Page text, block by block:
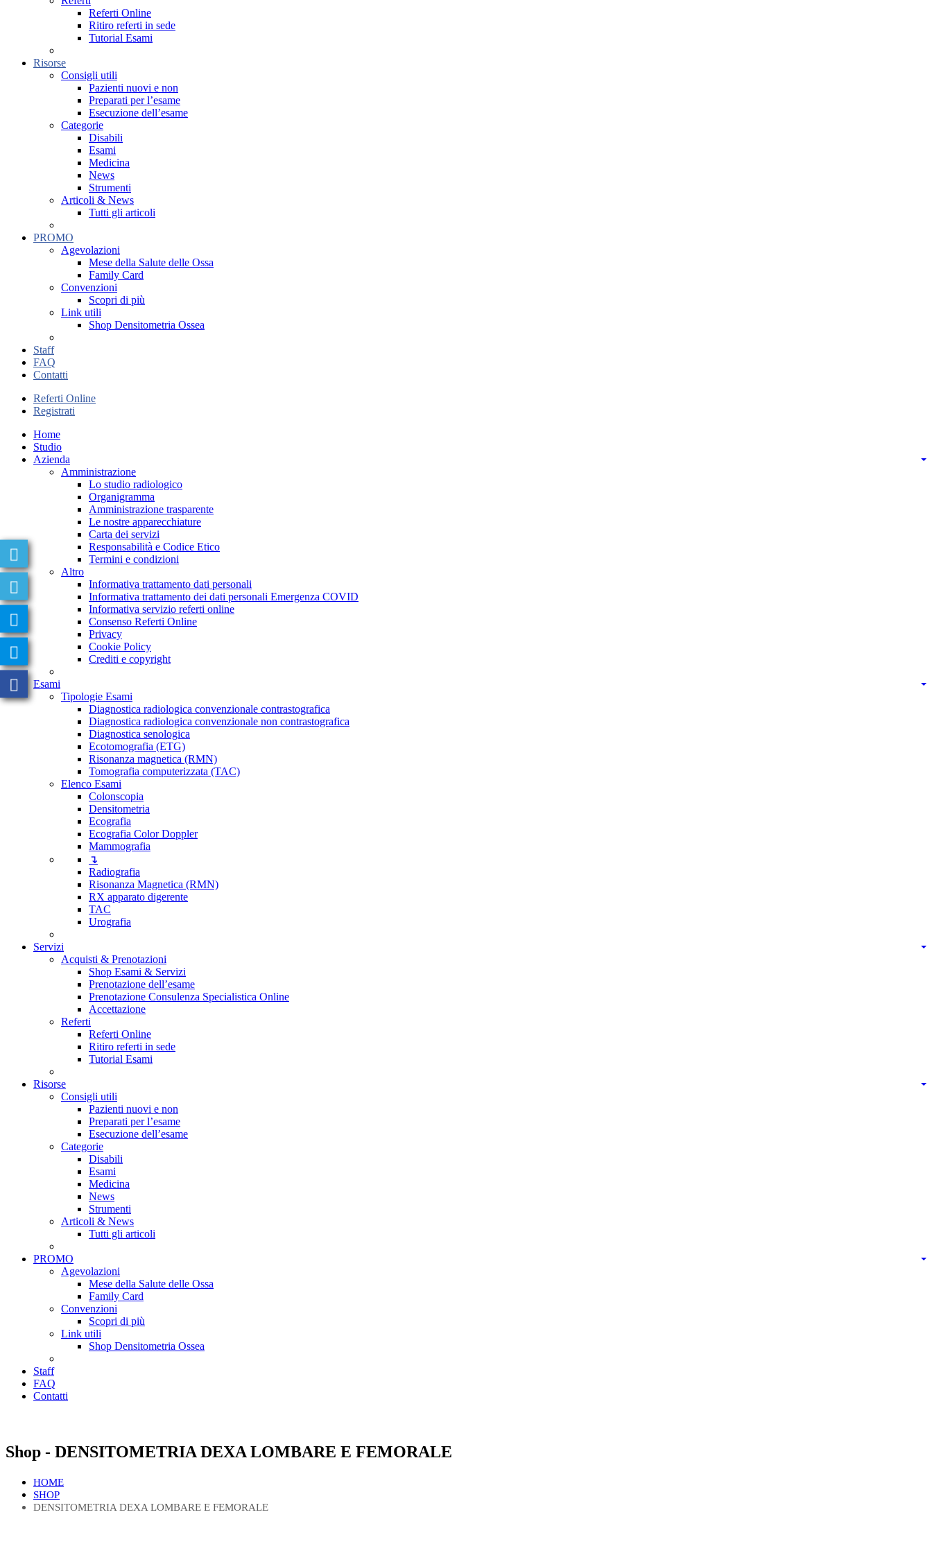
Referti Online
Ritiro referti in sede
Tutorial Esami
Risorse
Consigli utili
Pazienti nuovi e non
Preparati per l’esame
Esecuzione dell’esame
Categorie
Disabili
Esami
Medicina
News
Strumenti
Articoli & News
Tutti gli articoli
PROMO
Agevolazioni
Mese della Salute delle Ossa
Family Card
Convenzioni
Scopri di più
Link utili
Shop Densitometria Ossea
Staff
FAQ
Contatti
Referti Online
Registrati
Home
Studio
Azienda
Amministrazione
Lo studio radiologico
Organigramma
Amministrazione trasparente
Le nostre apparecchiature
Carta dei servizi
Responsabilità e Codice Etico
Termini e condizioni
Altro
Informativa trattamento dati personali
Informativa trattamento dei dati personali Emergenza COVID
Informativa servizio referti online
Consenso Referti Online
Privacy
Cookie Policy
Crediti e copyright
Esami
Tipologie Esami
Diagnostica radiologica convenzionale contrastografica
Diagnostica radiologica convenzionale non contrastografica
Diagnostica senologica
Ecotomografia (ETG)
Risonanza magnetica (RMN)
Tomografia computerizzata (TAC)
Elenco Esami
Colonscopia
Densitometria
Ecografia
Ecografia Color Doppler
Mammografia
↴
Radiografia
Risonanza Magnetica (RMN)
RX apparato digerente
TAC
Urografia
Servizi
Acquisti & Prenotazioni
Shop Esami & Servizi
Prenotazione dell’esame
Prenotazione Consulenza Specialistica Online
Accettazione
Referti
Referti Online
Ritiro referti in sede
Tutorial Esami
Risorse
Consigli utili
Pazienti nuovi e non
Preparati per l’esame
Esecuzione dell’esame
Categorie
Disabili
Esami
Medicina
News
Strumenti
Articoli & News
Tutti gli articoli
PROMO
Agevolazioni
Mese della Salute delle Ossa
Family Card
Convenzioni
Scopri di più
Link utili
Shop Densitometria Ossea
Staff
FAQ
Contatti
Shop - DENSITOMETRIA DEXA LOMBARE E FEMORALE
HOME
SHOP
DENSITOMETRIA DEXA LOMBARE E FEMORALE